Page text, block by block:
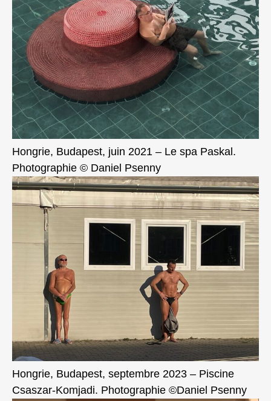
Hongrie, Budapest, juin 2021 – Le spa Paskal.
Photographie © Daniel Psenny
Hongrie, Budapest, septembre 2023 – Piscine
Csaszar-Komjadi. Photographie ©Daniel Psenny